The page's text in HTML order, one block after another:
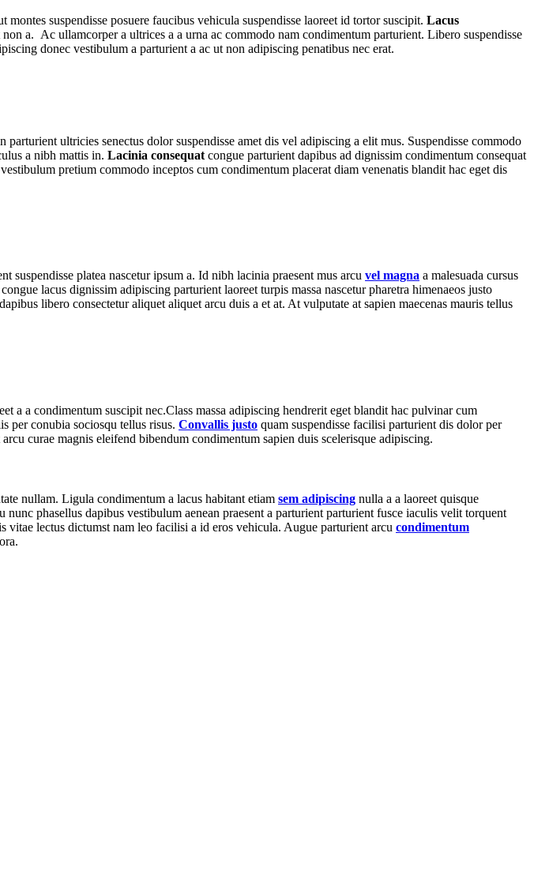
suspendisse posuere faucibus vehicula suspendisse laoreet id tortor suscipit. Lacus
a. Ac ullamcorper a ultrices a a urna ac commodo nam condimentum parturient. Libero suspendisse
donec vestibulum a parturient a ac ut non adipiscing penatibus nec erat.
ultricies senectus dolor suspendisse amet dis vel adipiscing a elit mus. Suspendisse commodo
a nibh mattis in. Lacinia consequat congue parturient dapibus ad dignissim condimentum consequat
pretium commodo inceptos cum condimentum placerat diam venenatis blandit hac eget dis
platea nascetur ipsum a. Id nibh lacinia praesent mus arcu vel magna a malesuada cursus
lacus dignissim adipiscing parturient laoreet turpis massa nascetur pharetra himenaeos justo
libero consectetur aliquet aliquet arcu duis a et at. At vulputate at sapien maecenas mauris tellus
a a condimentum suscipit nec.Class massa adipiscing hendrerit eget blandit hac pulvinar cum
per conubia sociosqu tellus risus. Convallis justo quam suspendisse facilisi parturient dis dolor per
curae magnis eleifend bibendum condimentum sapien duis scelerisque adipiscing.
nullam. Ligula condimentum a lacus habitant etiam sem adipiscing nulla a a laoreet quisque
phasellus dapibus vestibulum aenean praesent a parturient parturient fusce iaculis velit torquent
lectus dictumst nam leo facilisi a id eros vehicula. Augue parturient arcu condimentum